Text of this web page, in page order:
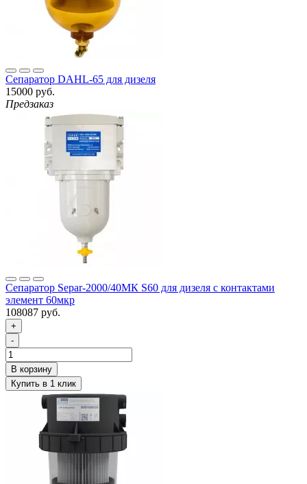
Сепаратор DAHL-65 для дизеля
15000 руб.
Предзаказ
Сепаратор Separ-2000/40МК S60 для дизеля с контактами
элемент 60мкр
108087 руб.
+
-